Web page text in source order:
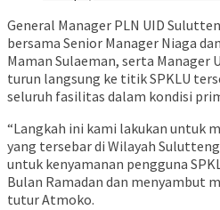
General Manager PLN UID
bersama Senior Manager Niaga
Maman Sulaeman, serta Manager
turun langsung ke titik SPKLU
seluruh fasilitas dalam kondisi
“Langkah ini kami lakukan untuk
yang tersebar di Wilayah
untuk kenyamanan pengguna
Bulan Ramadan dan menyambut
tutur Atmoko.